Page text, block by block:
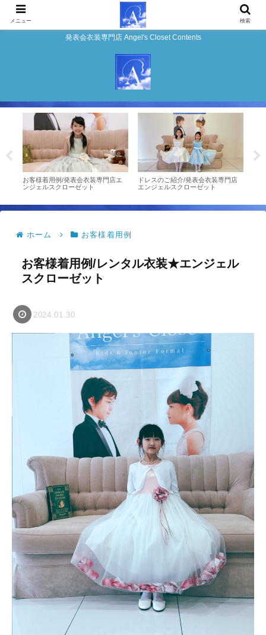
発表会衣装専門店 Angel's Closet Contents
お客様着用例/発表会衣装専門店エ
ンジェルスクローゼット
ドレスのご紹介/発表会衣装専門店
エンジェルスクローゼット
ホーム お客様着用例
お客様着用例/レンタル衣装★エンジェル
スクローゼット
2024.01.30
メニュー 検索